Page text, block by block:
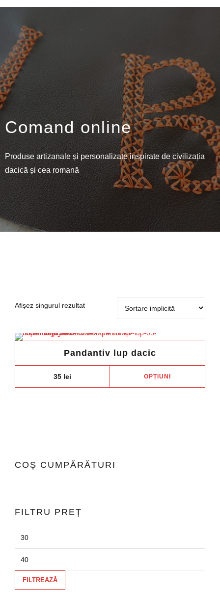
Comand online
Produse artizanale și personalizate inspirate de civilizația
dacică și cea romană
Afișez singurul rezultat
Pandantiv lup dacic
35 lei OPȚIUNI
COȘ CUMPĂRĂTURI
FILTRU PREȚ
FILTREAZĂ